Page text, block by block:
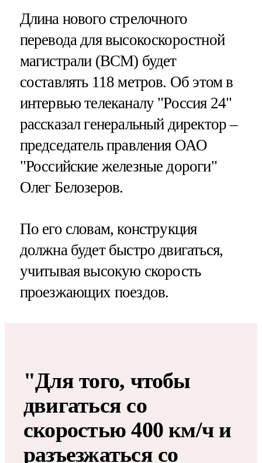
Длина нового стрелочного
перевода для высокоскоростной
магистрали (ВСМ) будет
составлять 118 метров. Об этом в
интервью телеканалу "Россия 24"
рассказал генеральный директор –
председатель правления ОАО
"Российские железные дороги"
Олег Белозеров.
По его словам, конструкция
должна будет быстро двигаться,
учитывая высокую скорость
проезжающих поездов.
"Для того, чтобы
двигаться со
скоростью 400 км/ч и
разъезжаться со